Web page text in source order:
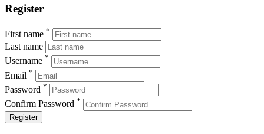
Register
First name *
Last name
Username *
Email *
Password *
Confirm Password *
Register